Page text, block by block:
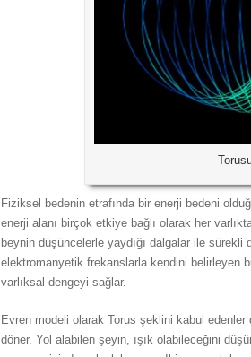
Fiziksel bedenin etrafında bir enerji bedeni
enerji alanı birçok etkiye bağlı olarak her
beynin düşüncelerle yaydığı dalgalar ile sürekli
elektromanyetik frekanslarla kendini belirleyen
varlıksal dengeyi sağlar.
Evren modeli olarak Torus şeklini kabul
döner. Yol alabilen şeyin, ışık olabileceğini